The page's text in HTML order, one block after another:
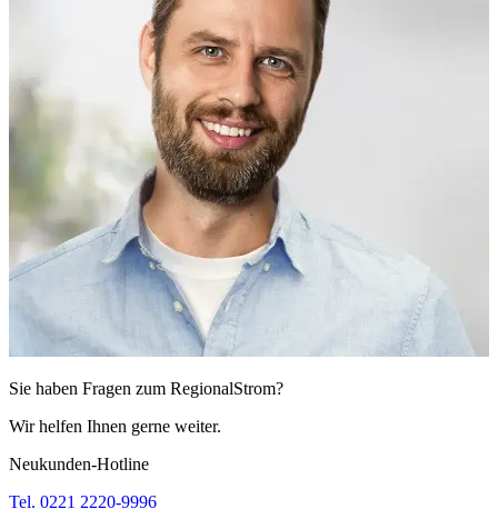
Sie haben Fragen zum RegionalStrom?
Wir helfen Ihnen gerne weiter.
Neukunden-Hotline
Tel. 0221 2220-9996